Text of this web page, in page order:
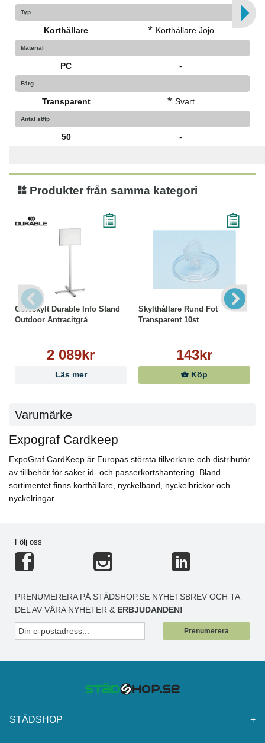
Typ
Korthållare * Korthållare Jojo
Material
PC -
Färg
Transparent * Svart
Antal st/fp
50 -
Produkter från samma kategori
Golvskylt Durable Info Stand
Outdoor Antracitgrå
2 089kr
Läs mer
Skylthållare Rund Fot
Transparent 10st
143kr
Köp
Varumärke
Expograf Cardkeep
ExpoGraf CardKeep är Europas största tillverkare och distributör
av tillbehör för säker id- och passerkortshantering. Bland
sortimentet finns korthållare, nyckelband, nyckelbrickor och
nyckelringar.
Följ oss
PRENUMERERA PÅ STÄDSHOP.SE NYHETSBREV OCH TA
DEL AV VÅRA NYHETER & ERBJUDANDEN!
Prenumerera
STÄDSHOP +